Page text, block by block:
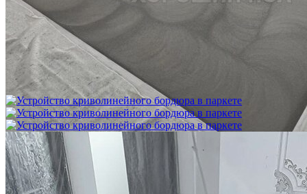
Межслойная шлифовка паркета
1 200 ₽